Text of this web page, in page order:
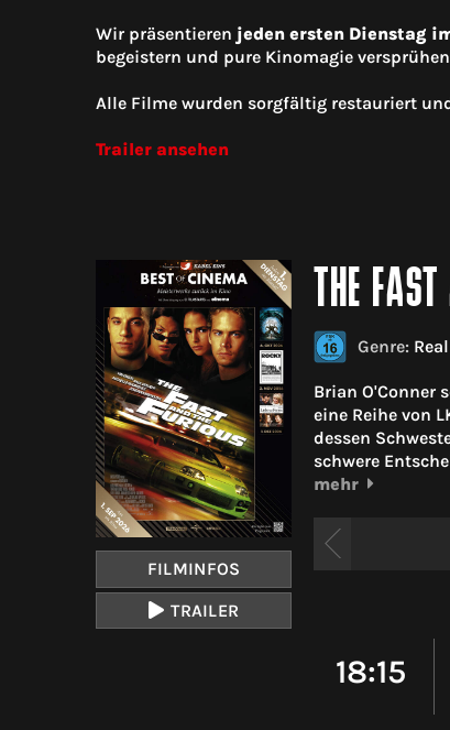
Wir präsentieren jeden ersten Dienstag
begeistern und pure Kinomagie
Alle Filme wurden sorgfältig restauriert
Trailer ansehen
FILMINFOS
TRAILER
THE
Genre:
Brian O'Conner
eine Reihe von
dessen
schwere
mehr
18:15